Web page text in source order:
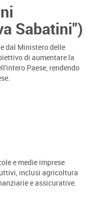
Sabatini")
dal Ministero delle
di aumentare la
Paese, rendendo
e medie imprese
inclusi agricoltura
e assicurative.